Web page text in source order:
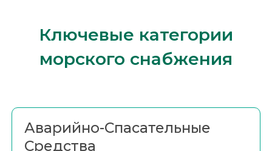
Ключевые категории
морского снабжения
Аварийно-Спасательные
Средства